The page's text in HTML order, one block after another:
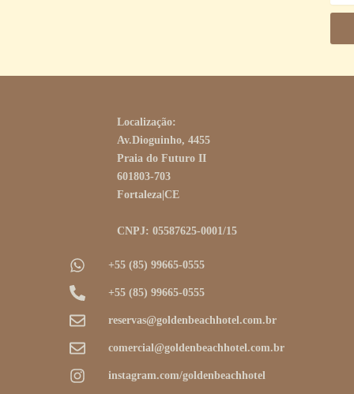
Localização:
Av.Dioguinho, 4455
Praia do Futuro II
601803-703
Fortaleza|CE
CNPJ: 05587625-0001/15
+55 (85) 99665-0555
+55 (85) 99665-0555
reservas@goldenbeachhotel.com.br
comercial@goldenbeachhotel.com.br
instagram.com/goldenbeachhotel